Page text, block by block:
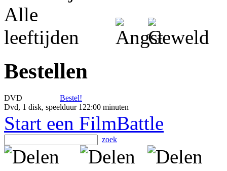
Bestellen
DVD
Bestel!
Dvd, 1 disk, speelduur 122:00 minuten
Start een FilmBattle
zoek